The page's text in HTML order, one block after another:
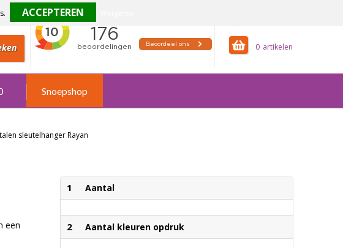
0
Snoepshop
sleutelhanger Rayan
een
1 Aantal
2 Aantal kleuren opdruk